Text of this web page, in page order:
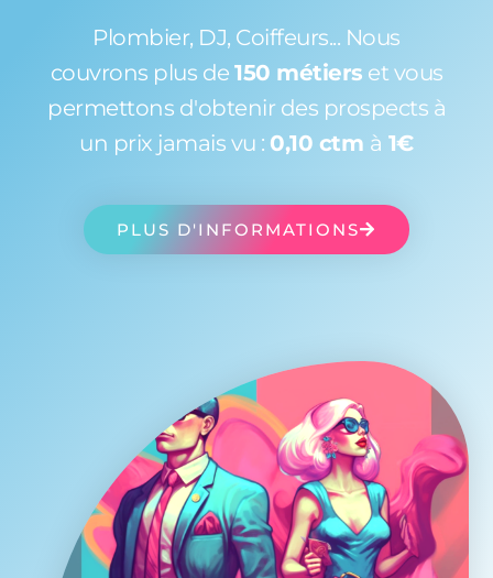
Plombier, DJ, Coiffeurs... Nous
couvrons plus de 150 métiers et vous
permettons d'obtenir des prospects à
un prix jamais vu : 0,10 ctm à 1€
PLUS D'INFORMATIONS